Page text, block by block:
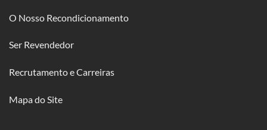
O Nosso Recondicionamento
Ser Revendedor
Recrutamento e Carreiras
Mapa do Site